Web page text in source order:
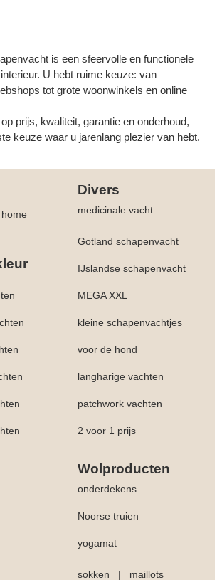
is een sfeervolle en functionele
U hebt ruime keuze: van
tot grote woonwinkels en online
prijs, kwaliteit, garantie en onderhoud,
keuze waar u jarenlang plezier van hebt.
Divers
home medicinale vacht
Gotland schapenvacht
IJslandse schapenvacht
MEGA XXL
kleine schapenvachtjes
voor de hond
langharige vachten
patchwork vachten
2 voor 1 prijs
Wolproducten
onderdekens
Noorse truien
yogamat
sokken | maillots